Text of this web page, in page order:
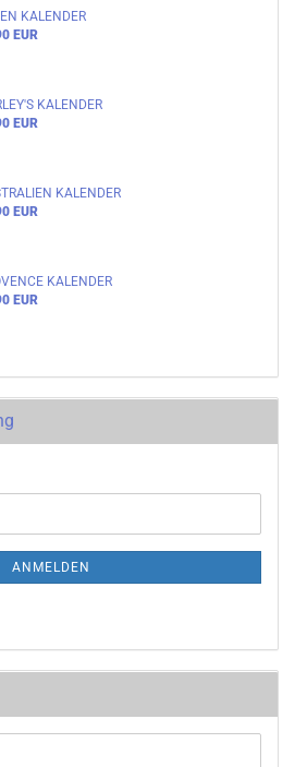
KALENDER
EUR
KALENDER
EUR
KALENDER
EUR
KALENDER
EUR
ANMELDEN